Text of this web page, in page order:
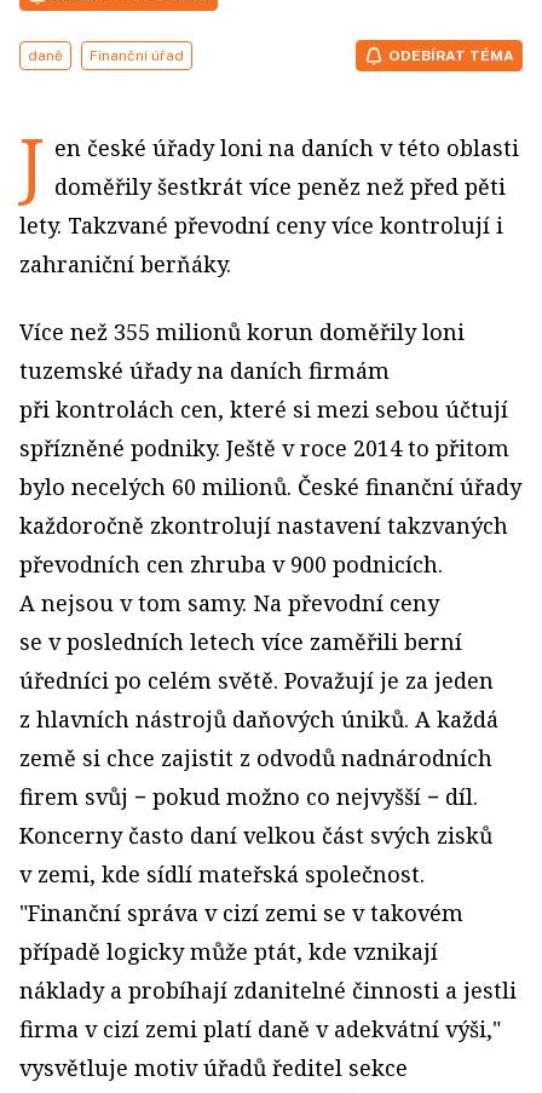
daně Finanční úřad ODEBÍRAT TÉMA
J en české úřady loni na daních v této oblasti
doměřily šestkrát více peněz než před pěti
lety. Takzvané převodní ceny více kontrolují i
zahraniční berňáky.
Více než 355 milionů korun doměřily loni
tuzemské úřady na daních firmám
při kontrolách cen, které si mezi sebou účtují
spřízněné podniky. Ještě v roce 2014 to přitom
bylo necelých 60 milionů. České finanční úřady
každoročně zkontrolují nastavení takzvaných
převodních cen zhruba v 900 podnicích.
A nejsou v tom samy. Na převodní ceny
se v posledních letech více zaměřili berní
úředníci po celém světě. Považují je za jeden
z hlavních nástrojů daňových úniků. A každá
země si chce zajistit z odvodů nadnárodních
firem svůj − pokud možno co nejvyšší − díl.
Koncerny často daní velkou část svých zisků
v zemi, kde sídlí mateřská společnost.
"Finanční správa v cizí zemi se v takovém
případě logicky může ptát, kde vznikají
náklady a probíhají zdanitelné činnosti a jestli
firma v cizí zemi platí daně v adekvátní výši,"
vysvětluje motiv úřadů ředitel sekce